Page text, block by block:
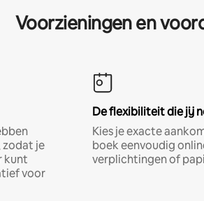
Voorzieningen en
zodat je
kunt
voor
De flexibiliteit die jij
Kies je exacte
boek eenvoudig
verplichtingen of